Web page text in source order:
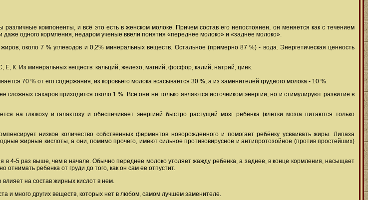
различные компоненты, и всё это есть в женском молоке. Причем состав его непостоянен, он меняется как с течением
одного кормления, недаром ученые ввели понятия «переднее молоко» и «заднее молоко».
около 7 % углеводов и 0,2% минеральных веществ. Остальное (примерно 87 %) - вода. Энергетическая ценность
Е, К. Из минеральных веществ: кальций, железо, магний, фосфор, калий, натрий, цинк.
70 % от его содержания, из коровьего молока всасывается 30 %, а из заменителей грудного молока - 10 %.
сложных сахаров приходится около 1 %. Все они не только являются источником энергии, но и стимулируют развитие в
на глюкозу и галактозу и обеспечивает энергией быстро растущий мозг ребёнка (клетки мозга питаются только
низкое количество собственных ферментов новорожденного и помогает ребёнку усваивать жиры. Липаза
жирные кислоты, а они, помимо прочего, имеют сильное противовирусное и антипротозойное (против простейших)
в 4-5 раз выше, чем в начале. Обычно переднее молоко утоляет жажду ребенка, а заднее, в конце кормления, насыщает
ребенка от груди до того, как он сам ее отпустит.
на состав жирных кислот в нем.
и много других веществ, которых нет в любом, самом лучшем заменителе.